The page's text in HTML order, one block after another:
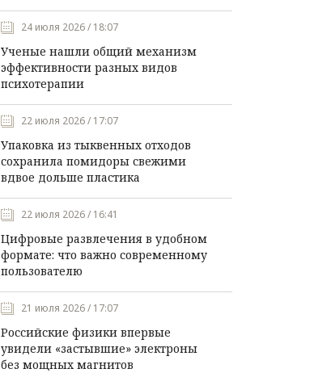
24 июля 2026 / 18:07
Ученые нашли общий механизм
эффективности разных видов
психотерапии
22 июля 2026 / 17:07
Упаковка из тыквенных отходов
сохранила помидоры свежими
вдвое дольше пластика
22 июля 2026 / 16:41
Цифровые развлечения в удобном
формате: что важно современному
пользователю
21 июля 2026 / 17:07
Российские физики впервые
увидели «застывшие» электроны
без мощных магнитов